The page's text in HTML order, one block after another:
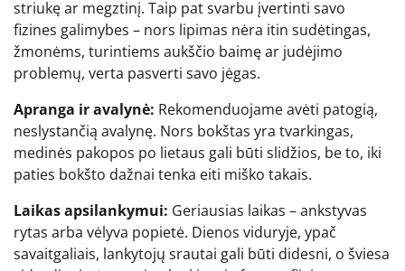
striukę ar megztinį. Taip pat svarbu įvertinti savo
fizines galimybes – nors lipimas nėra itin sudėtingas,
žmonėms, turintiems aukščio baimę ar judėjimo
problemų, verta pasverti savo jėgas.
Apranga ir avalynė: Rekomenduojame avėti patogią,
neslystančią avalynę. Nors bokštas yra tvarkingas,
medinės pakopos po lietaus gali būti slidžios, be to, iki
paties bokšto dažnai tenka eiti miško takais.
Laikas apsilankymui: Geriausias laikas – ankstyvas
rytas arba vėlyva popietė. Dienos viduryje, ypač
savaitgaliais, lankytojų srautai gali būti didesni, o šviesa